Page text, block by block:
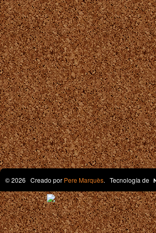
© 2026 Creado por Pere Marquès. Tecnología de